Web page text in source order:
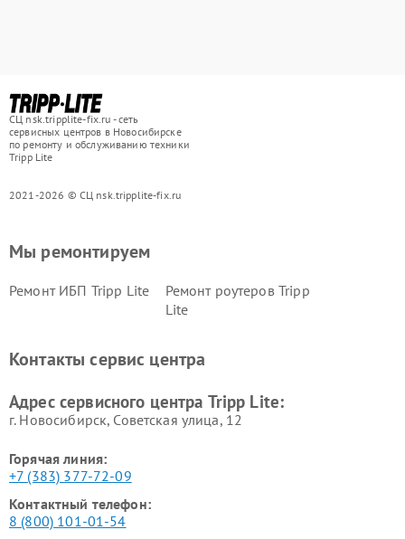
СЦ nsk.tripplite-fix.ru - сеть
сервисных центров в Новосибирске
по ремонту и обслуживанию техники
Tripp Lite
2021-2026 © СЦ nsk.tripplite-fix.ru
Мы ремонтируем
Ремонт ИБП Tripp Lite
Ремонт роутеров Tripp
Lite
Контакты сервис центра
Адрес сервисного центра Tripp Lite:
г. Новосибирск, Советская улица, 12
Горячая линия:
+7 (383) 377-72-09
Контактный телефон:
8 (800) 101-01-54